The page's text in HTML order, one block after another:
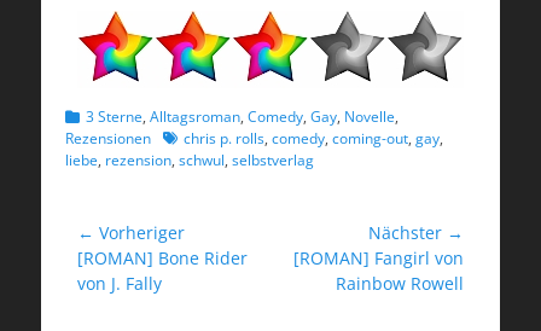
Kategorien
3 Sterne, Alltagsroman, Comedy, Gay, Novelle,
Rezensionen Schlagworte
chris p. rolls, comedy, coming-out, gay,
liebe, rezension, schwul, selbstverlag
Beitragsnavigation
← Vorheriger
Vorheriger
Beitrag:
[ROMAN] Bone Rider
von J. Fally
Nächster →
Nächster
[ROMAN] Fangirl von
Rainbow Rowell